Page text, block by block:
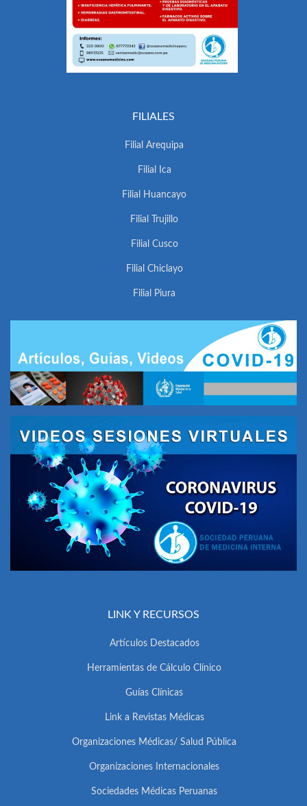
FILIALES
Filial Arequipa
Filial Ica
Filial Huancayo
Filial Trujillo
Filial Cusco
Filial Chiclayo
Filial Piura
LINK Y RECURSOS
Artículos Destacados
Herramientas de Cálculo Clínico
Guías Clínicas
Link a Revistas Médicas
Organizaciones Médicas/ Salud Pública
Organizaciones Internacionales
Sociedades Médicas Peruanas